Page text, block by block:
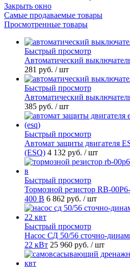
Закрыть окно
Самые продаваемые товары
Просмотренные товары
Быстрый просмотр
Автоматический
281 руб. / шт
Быстрый просмотр
Автоматический
385 руб. / шт
Быстрый просмотр
Автомат защиты двигателя
(ESQ) 4 132 руб. / шт
Быстрый просмотр
Тормозной резистор RB-
400 В 6 862 руб. / шт
Быстрый просмотр
Насос СД 50/56 сточно-
22 кВт 25 960 руб. / шт